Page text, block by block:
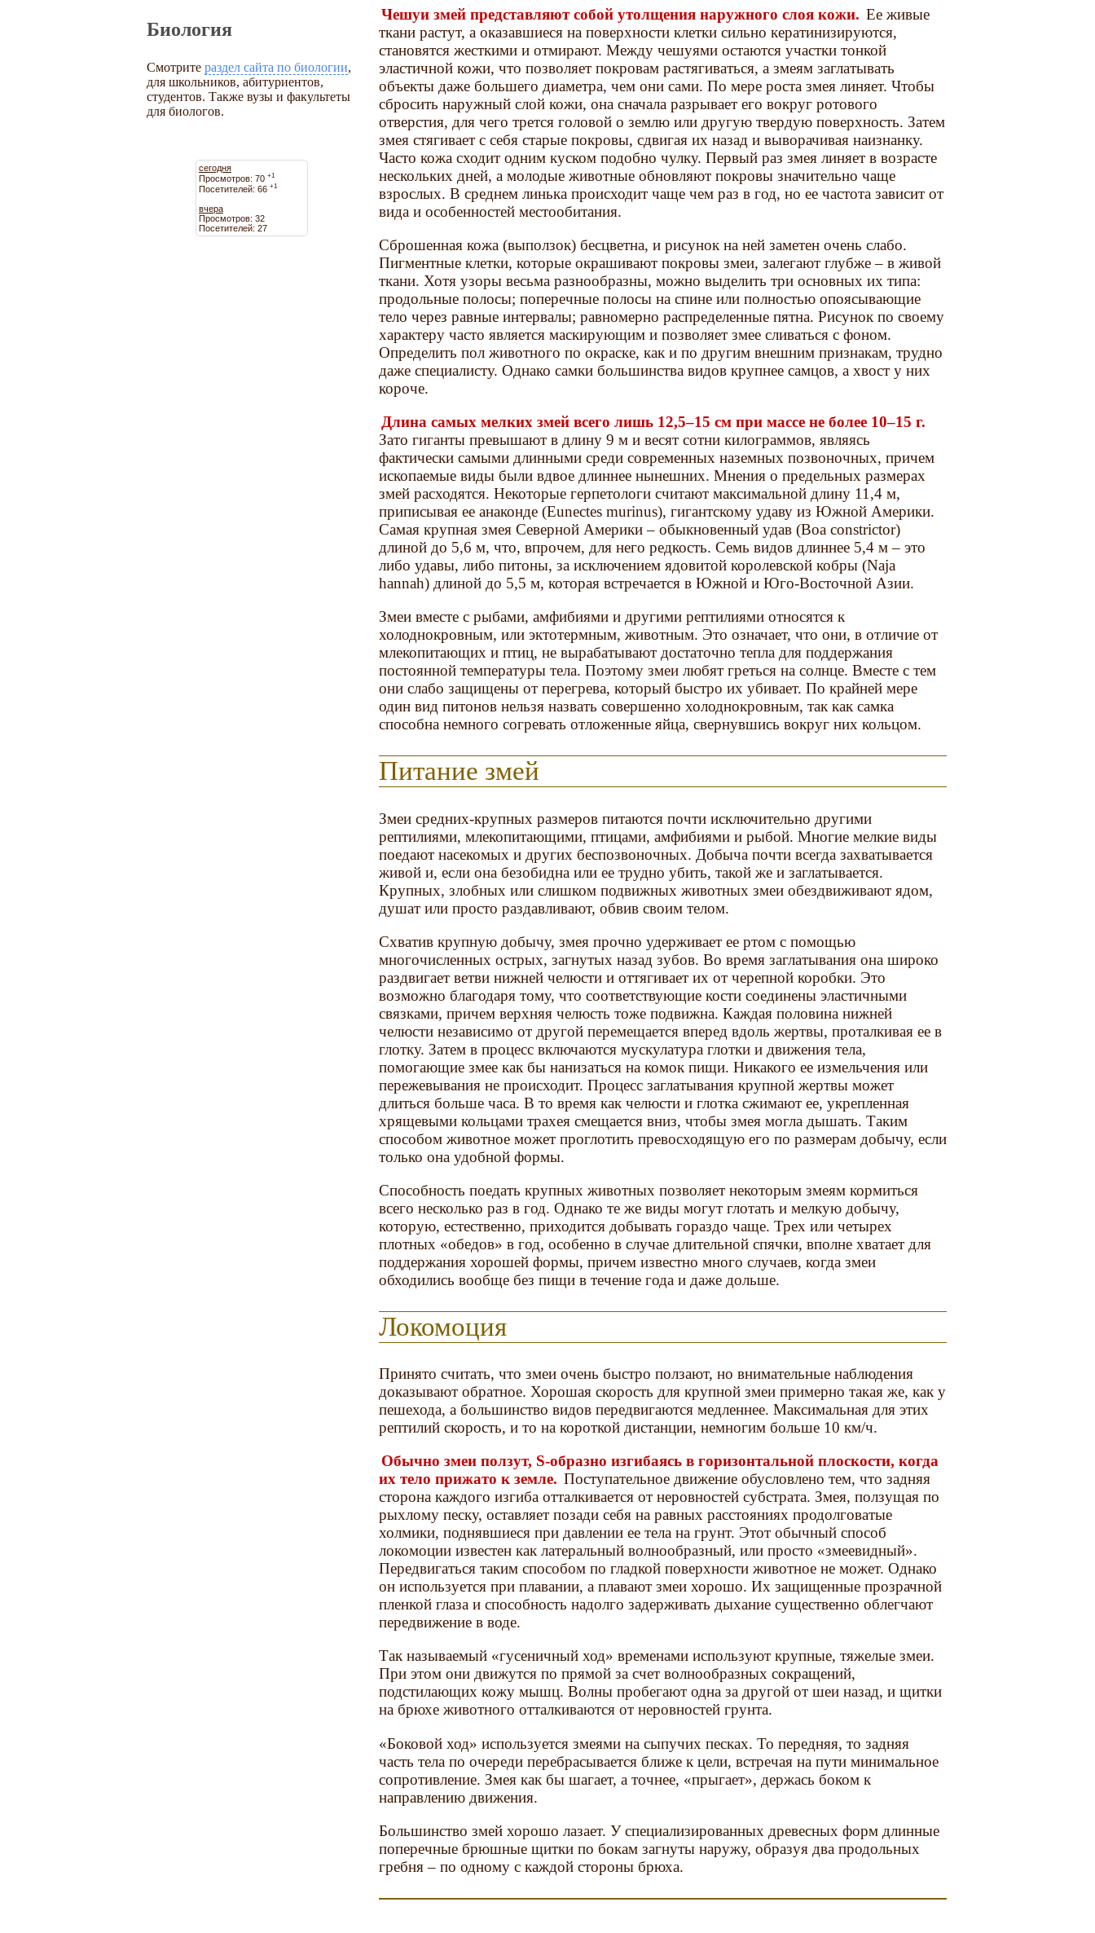
Биология
Смотрите раздел сайта по биологии,
для школьников, абитуриентов,
студентов. Также вузы и факультеты
для биологов.
сегодня
Просмотров: 70 +1
Посетителей: 66 +1
вчера
Просмотров: 32
Посетителей: 27
Чешуи змей представляют собой утолщения наружного слоя кожи. Ее живые
ткани растут, а оказавшиеся на поверхности клетки сильно кератинизируются,
становятся жесткими и отмирают. Между чешуями остаются участки тонкой
эластичной кожи, что позволяет покровам растягиваться, а змеям заглатывать
объекты даже большего диаметра, чем они сами. По мере роста змея линяет. Чтобы
сбросить наружный слой кожи, она сначала разрывает его вокруг ротового
отверстия, для чего трется головой о землю или другую твердую поверхность. Затем
змея стягивает с себя старые покровы, сдвигая их назад и выворачивая наизнанку.
Часто кожа сходит одним куском подобно чулку. Первый раз змея линяет в возрасте
нескольких дней, а молодые животные обновляют покровы значительно чаще
взрослых. В среднем линька происходит чаще чем раз в год, но ее частота зависит от
вида и особенностей местообитания.
Сброшенная кожа (выползок) бесцветна, и рисунок на ней заметен очень слабо.
Пигментные клетки, которые окрашивают покровы змеи, залегают глубже – в живой
ткани. Хотя узоры весьма разнообразны, можно выделить три основных их типа:
продольные полосы; поперечные полосы на спине или полностью опоясывающие
тело через равные интервалы; равномерно распределенные пятна. Рисунок по своему
характеру часто является маскирующим и позволяет змее сливаться с фоном.
Определить пол животного по окраске, как и по другим внешним признакам, трудно
даже специалисту. Однако самки большинства видов крупнее самцов, а хвост у них
короче.
Длина самых мелких змей всего лишь 12,5–15 см при массе не более 10–15 г.
Зато гиганты превышают в длину 9 м и весят сотни килограммов, являясь
фактически самыми длинными среди современных наземных позвоночных, причем
ископаемые виды были вдвое длиннее нынешних. Мнения о предельных размерах
змей расходятся. Некоторые герпетологи считают максимальной длину 11,4 м,
приписывая ее анаконде (Eunectes murinus), гигантскому удаву из Южной Америки.
Самая крупная змея Северной Америки – обыкновенный удав (Boa constrictor)
длиной до 5,6 м, что, впрочем, для него редкость. Семь видов длиннее 5,4 м – это
либо удавы, либо питоны, за исключением ядовитой королевской кобры (Naja
hannah) длиной до 5,5 м, которая встречается в Южной и Юго-Восточной Азии.
Змеи вместе с рыбами, амфибиями и другими рептилиями относятся к
холоднокровным, или эктотермным, животным. Это означает, что они, в отличие от
млекопитающих и птиц, не вырабатывают достаточно тепла для поддержания
постоянной температуры тела. Поэтому змеи любят греться на солнце. Вместе с тем
они слабо защищены от перегрева, который быстро их убивает. По крайней мере
один вид питонов нельзя назвать совершенно холоднокровным, так как самка
способна немного согревать отложенные яйца, свернувшись вокруг них кольцом.
Питание змей
Змеи средних-крупных размеров питаются почти исключительно другими
рептилиями, млекопитающими, птицами, амфибиями и рыбой. Многие мелкие виды
поедают насекомых и других беспозвоночных. Добыча почти всегда захватывается
живой и, если она безобидна или ее трудно убить, такой же и заглатывается.
Крупных, злобных или слишком подвижных животных змеи обездвиживают ядом,
душат или просто раздавливают, обвив своим телом.
Схватив крупную добычу, змея прочно удерживает ее ртом с помощью
многочисленных острых, загнутых назад зубов. Во время заглатывания она широко
раздвигает ветви нижней челюсти и оттягивает их от черепной коробки. Это
возможно благодаря тому, что соответствующие кости соединены эластичными
связками, причем верхняя челюсть тоже подвижна. Каждая половина нижней
челюсти независимо от другой перемещается вперед вдоль жертвы, проталкивая ее в
глотку. Затем в процесс включаются мускулатура глотки и движения тела,
помогающие змее как бы нанизаться на комок пищи. Никакого ее измельчения или
пережевывания не происходит. Процесс заглатывания крупной жертвы может
длиться больше часа. В то время как челюсти и глотка сжимают ее, укрепленная
хрящевыми кольцами трахея смещается вниз, чтобы змея могла дышать. Таким
способом животное может проглотить превосходящую его по размерам добычу, если
только она удобной формы.
Способность поедать крупных животных позволяет некоторым змеям кормиться
всего несколько раз в год. Однако те же виды могут глотать и мелкую добычу,
которую, естественно, приходится добывать гораздо чаще. Трех или четырех
плотных «обедов» в год, особенно в случае длительной спячки, вполне хватает для
поддержания хорошей формы, причем известно много случаев, когда змеи
обходились вообще без пищи в течение года и даже дольше.
Локомоция
Принято считать, что змеи очень быстро ползают, но внимательные наблюдения
доказывают обратное. Хорошая скорость для крупной змеи примерно такая же, как у
пешехода, а большинство видов передвигаются медленнее. Максимальная для этих
рептилий скорость, и то на короткой дистанции, немногим больше 10 км/ч.
Обычно змеи ползут, S-образно изгибаясь в горизонтальной плоскости, когда
их тело прижато к земле. Поступательное движение обусловлено тем, что задняя
сторона каждого изгиба отталкивается от неровностей субстрата. Змея, ползущая по
рыхлому песку, оставляет позади себя на равных расстояниях продолговатые
холмики, поднявшиеся при давлении ее тела на грунт. Этот обычный способ
локомоции известен как латеральный волнообразный, или просто «змеевидный».
Передвигаться таким способом по гладкой поверхности животное не может. Однако
он используется при плавании, а плавают змеи хорошо. Их защищенные прозрачной
пленкой глаза и способность надолго задерживать дыхание существенно облегчают
передвижение в воде.
Так называемый «гусеничный ход» временами используют крупные, тяжелые змеи.
При этом они движутся по прямой за счет волнообразных сокращений,
подстилающих кожу мышц. Волны пробегают одна за другой от шеи назад, и щитки
на брюхе животного отталкиваются от неровностей грунта.
«Боковой ход» используется змеями на сыпучих песках. То передняя, то задняя
часть тела по очереди перебрасывается ближе к цели, встречая на пути минимальное
сопротивление. Змея как бы шагает, а точнее, «прыгает», держась боком к
направлению движения.
Большинство змей хорошо лазает. У специализированных древесных форм длинные
поперечные брюшные щитки по бокам загнуты наружу, образуя два продольных
гребня – по одному с каждой стороны брюха.